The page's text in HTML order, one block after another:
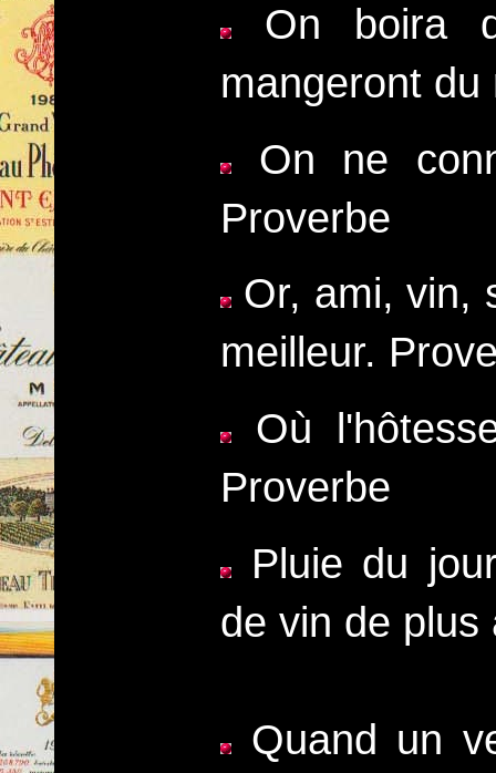
On boira
mangeront
On ne
Proverbe
Or, ami, vin,
meilleur.
Où
Proverbe
Pluie du
de vin de plus
Quand un